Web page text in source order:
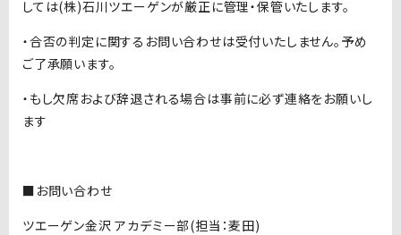
しては(株)石川ツエーゲンが厳正に管理・保管いたします。
・合否の判定に関するお問い合わせは受付いたしません。予め
ご了承願います。
・もし欠席および辞退される場合は事前に必ず連絡をお願いし
ます
■お問い合わせ
ツエーゲン金沢 アカデミー部(担当：麦田)